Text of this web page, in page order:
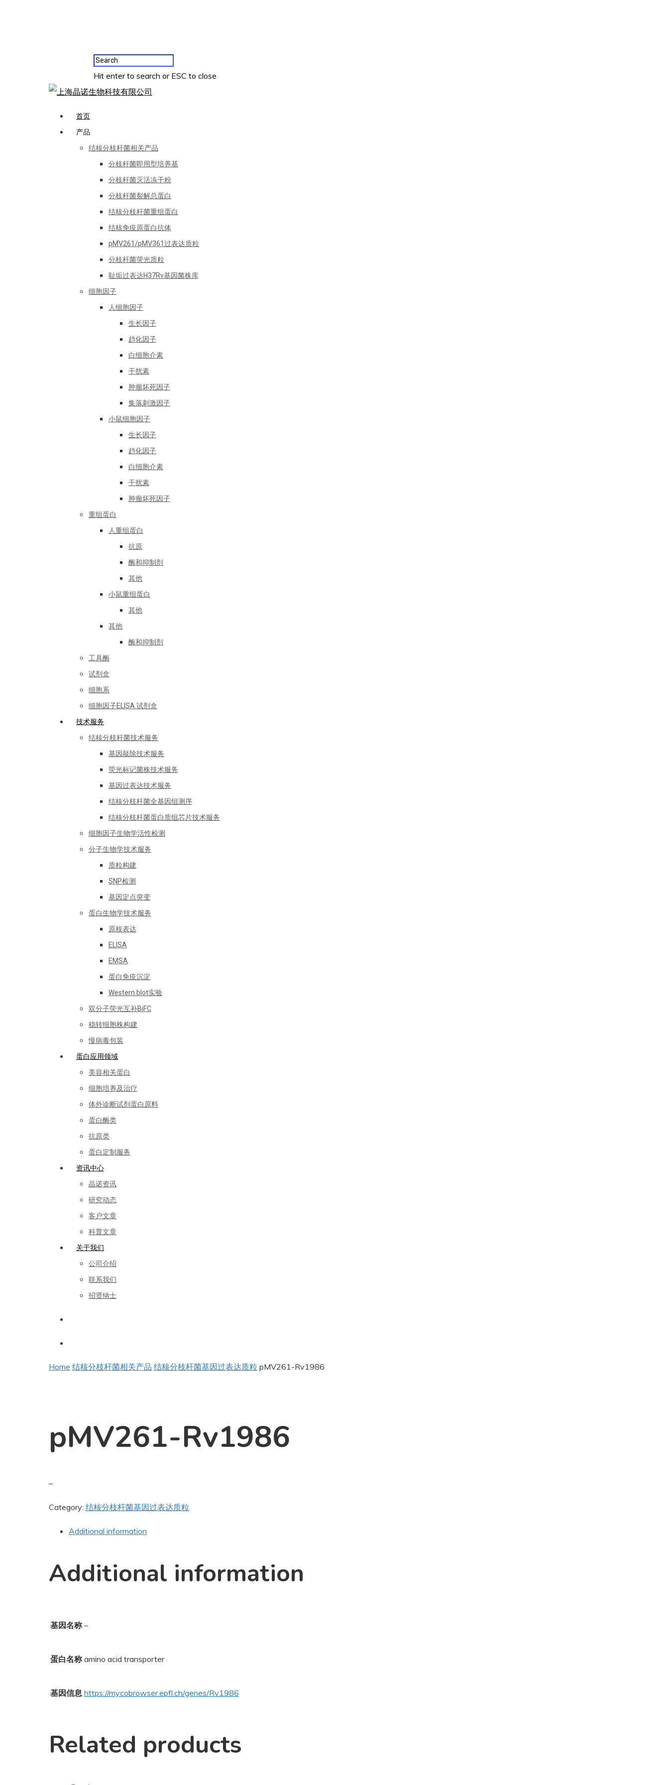
Hit enter to search or ESC to close
首页
产品
结核分枝杆菌相关产品
分枝杆菌即用型培养基
分枝杆菌灭活冻干粉
分枝杆菌裂解总蛋白
结核分枝杆菌重组蛋白
结核免疫原蛋白抗体
pMV261/pMV361过表达质粒
分枝杆菌荧光质粒
耻垢过表达H37Rv基因菌株库
细胞因子
人细胞因子
生长因子
趋化因子
白细胞介素
干扰素
肿瘤坏死因子
集落刺激因子
小鼠细胞因子
生长因子
趋化因子
白细胞介素
干扰素
肿瘤坏死因子
重组蛋白
人重组蛋白
抗原
酶和抑制剂
其他
小鼠重组蛋白
其他
其他
酶和抑制剂
工具酶
试剂盒
细胞系
细胞因子ELISA 试剂盒
技术服务
结核分枝杆菌技术服务
基因敲除技术服务
荧光标记菌株技术服务
基因过表达技术服务
结核分枝杆菌全基因组测序
结核分枝杆菌蛋白质组芯片技术服务
细胞因子生物学活性检测
分子生物学技术服务
质粒构建
SNP检测
基因定点突变
蛋白生物学技术服务
原核表达
ELISA
EMSA
蛋白免疫沉淀
Western blot实验
双分子荧光互补BiFC
稳转细胞株构建
慢病毒包装
蛋白应用领域
美容相关蛋白
细胞培养及治疗
体外诊断试剂蛋白原料
蛋白酶类
抗原类
蛋白定制服务
资讯中心
晶诺资讯
研究动态
客户文章
科普文章
关于我们
公司介绍
联系我们
招贤纳士
Home 结核分枝杆菌相关产品 结核分枝杆菌基因过表达质粒 pMV261-Rv1986
pMV261-Rv1986
–
Category: 结核分枝杆菌基因过表达质粒
Additional information
Additional information
基因名称 –
蛋白名称 amino acid transporter
基因信息 https://mycobrowser.epfl.ch/genes/Rv1986
Related products